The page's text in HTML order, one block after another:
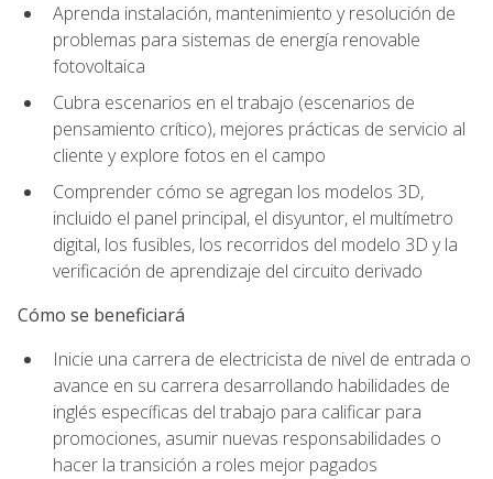
Aprenda instalación, mantenimiento y resolución de
problemas para sistemas de energía renovable
fotovoltaica
Cubra escenarios en el trabajo (escenarios de
pensamiento crítico), mejores prácticas de servicio al
cliente y explore fotos en el campo
Comprender cómo se agregan los modelos 3D,
incluido el panel principal, el disyuntor, el multímetro
digital, los fusibles, los recorridos del modelo 3D y la
verificación de aprendizaje del circuito derivado
Cómo se beneficiará
Inicie una carrera de electricista de nivel de entrada o
avance en su carrera desarrollando habilidades de
inglés específicas del trabajo para calificar para
promociones, asumir nuevas responsabilidades o
hacer la transición a roles mejor pagados